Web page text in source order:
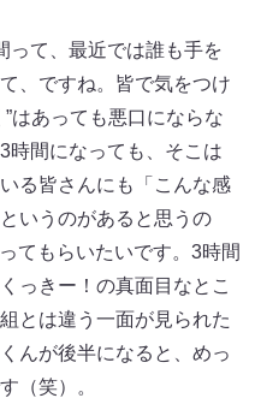
って、最近では誰も手を
、ですね。皆で気をつけ
はあっても悪口にならな
時間になっても、そこは
る皆さんにも「こんな感
いうのがあると思うの
てもらいたいです。3時間
っきー！の真面目なとこ
とは違う一面が見られた
んが後半になると、めっ
（笑）。